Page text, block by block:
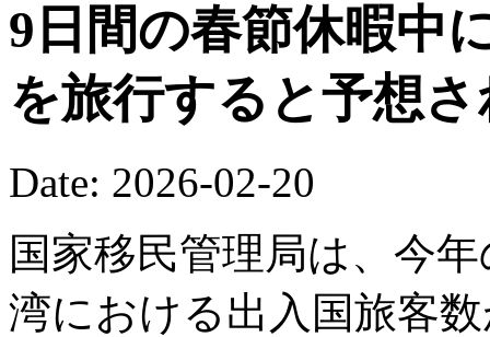
9日間の春節休暇中
を旅行すると予想
Date: 2026-02-20
国家移民管理局は、今
湾における出入国旅客